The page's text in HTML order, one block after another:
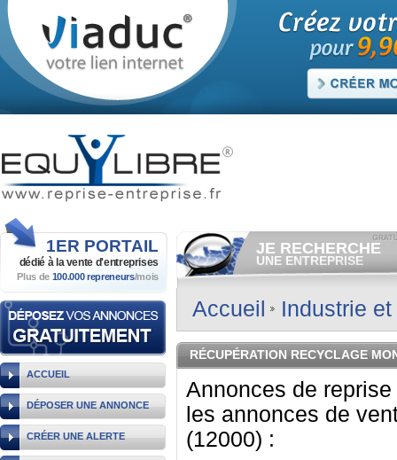
1ER PORTAIL
dédié à la vente d'entreprises
Plus de 100.000 repreneurs/mois
ACCUEIL
DÉPOSER UNE ANNONCE
CRÉER UNE ALERTE
JE RECHERCHE
UNE ENTREPRISE
Consulter gratuitementles
vendre.
Et/ou déposergratuitement
RECHERCHER UNE
ANNONCE
Accueil Industrie
RÉCUPÉRATION RECYCLAGE
Annonces de
les annonces de
(12000) :